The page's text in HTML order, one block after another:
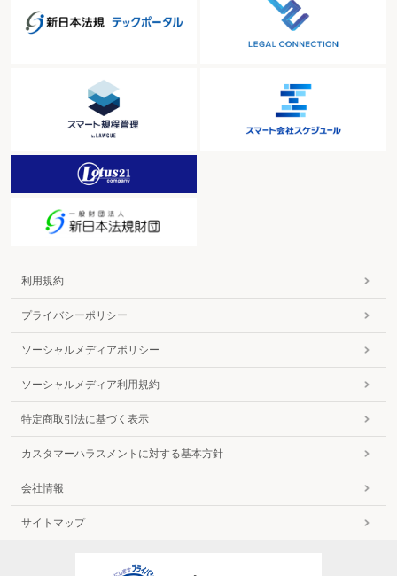
利用規約
プライバシーポリシー
ソーシャルメディアポリシー
ソーシャルメディア利用規約
特定商取引法に基づく表示
カスタマーハラスメントに対する基本方針
会社情報
サイトマップ